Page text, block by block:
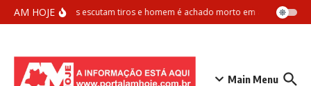
Ir para o conteúdo
AM HOJEVizinhos escutam tiros e homem é achado morto em apartamento
Main Menu